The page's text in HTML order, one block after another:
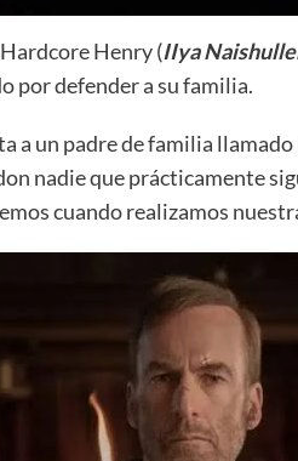
Henry (IIya
por defender a su familia.
a un padre de familia
nadie que prácticamente
cuando realizamos